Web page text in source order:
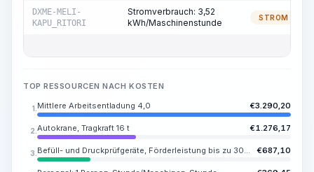
DXME-MELI-
KAPU_RITORI
Stromverbrauch: 3,52
kWh/Maschinenstunde
STROM
TOP RESSOURCEN NACH KOSTEN
1. Mittlere Arbeitsentladung 4,0 €3.290,20
2. Autokrane, Tragkraft 16 t €1.276,17
3. Befüll- und Druckprüfgeräte, Förderleistung bis zu 300 m3/h €687,10